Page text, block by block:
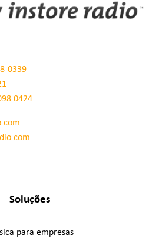
0339
0424
Soluções
para empresas